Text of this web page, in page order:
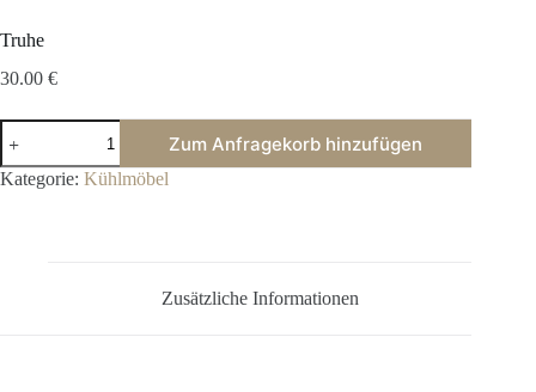
Truhe
30.00 €
Truhe
Menge
Zum Anfragekorb hinzufügen
Kategorie: Kühlmöbel
Zusätzliche Informationen